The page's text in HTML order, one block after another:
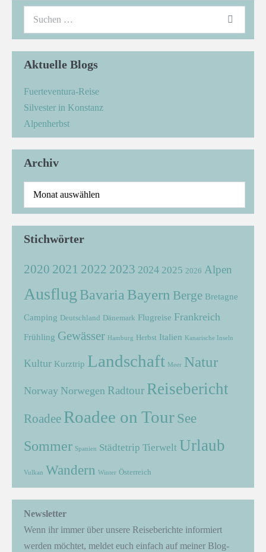
Aktuelle Blogs
Fuerteventura-Reise
Silvester in Konstanz
Alpenherbst
Archiv
Stichwörter
2020 2021 2022 2023 2024 2025 2026 Alpen
Ausflug Bavaria Bayern Berge Bretagne
Camping Deutschland Dänemark Flugreise Frankreich
Frühling Gewässer Hamburg Herbst Italien Kanarische Inseln
Kultur Kurztrip Landschaft Meer Natur
Norway Norwegen Radtour Reisebericht
Roadee Roadee on Tour See
Sommer Spanien Städtetrip Tierwelt Urlaub
Vulkan Wandern Winter Österreich
Newsletter
Wenn ihr immer über unsere Reiseberichte informiert
werden möchtet, meldet euch einfach auf meiner Blog-